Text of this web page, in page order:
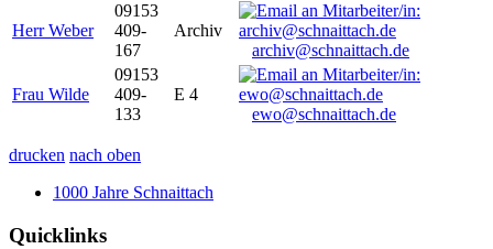
Herr Weber
09153
409-
167
Archiv
archiv@schnaittach.de
Frau Wilde
09153
409-
133
E 4
ewo@schnaittach.de
drucken nach oben
1000 Jahre Schnaittach
Quicklinks